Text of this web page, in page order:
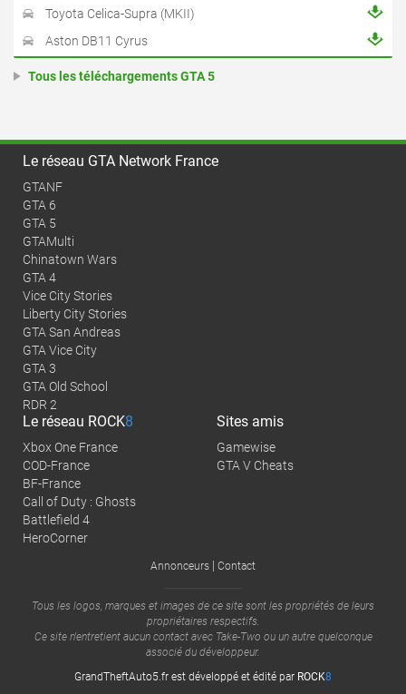
Toyota Celica-Supra (MKII)
Aston DB11 Cyrus
Tous les téléchargements GTA 5
Le réseau GTA Network France
GTANF
GTA 6
GTA 5
GTAMulti
Chinatown Wars
GTA 4
Vice City Stories
Liberty City Stories
GTA San Andreas
GTA Vice City
GTA 3
GTA Old School
RDR 2
Le réseau ROCK8
Xbox One France
COD-France
BF-France
Call of Duty : Ghosts
Battlefield 4
HeroCorner
Sites amis
Gamewise
GTA V Cheats
Annonceurs | Contact
Tous les logos, marques et images de ce site sont les propriétés de leurs
propriétaires respectifs.
Ce site n'entretient aucun contact avec Take-Two ou un autre quelconque
associé du développeur.
GrandTheftAuto5.fr est développé et édité par ROCK8